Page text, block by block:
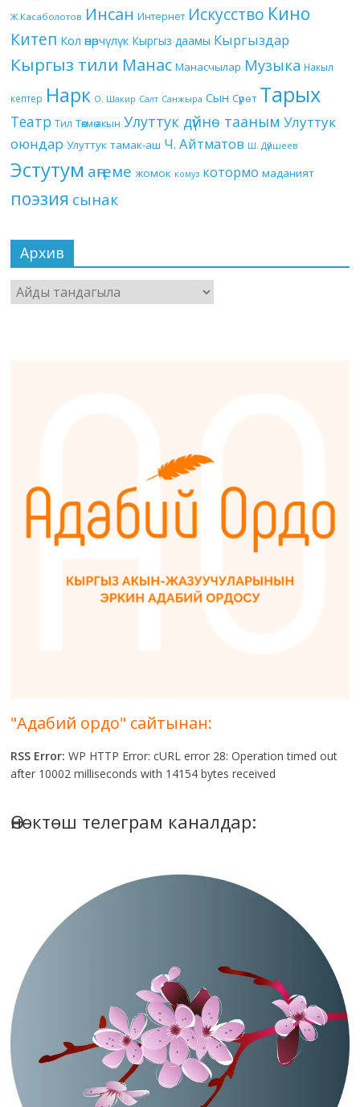
Ж.Касаболотов Инсан Интернет Искусство Кино
Китеп Кол өнөрчүлүк Кыргыз даамы Кыргыздар
Кыргыз тили Манас Манасчылар Музыка Накыл
кептер Нарк О. Шакир Салт Санжыра Сын Сүрөт Тарых
Театр Тил Төкмө акын Улуттук дүйнө тааным Улуттук
оюндар Улуттук тамак-аш Ч. Айтматов Ш. Дүйшеев
Эстутум аңгеме жомок комуз котормо маданият
поэзия сынак
Архив
Архив
"Адабий ордо" сайтынан:
RSS Error: WP HTTP Error: cURL error 28: Operation timed out
after 10002 milliseconds with 14154 bytes received
Өнөктөш телеграм каналдар: